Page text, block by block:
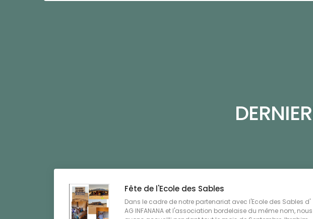
Fête de l'Ecole des Sables
Dans le cadre de notre partenariat avec l'Ecole des Sables d'
AG INFANANA et l'association bordelaise du même nom, nous